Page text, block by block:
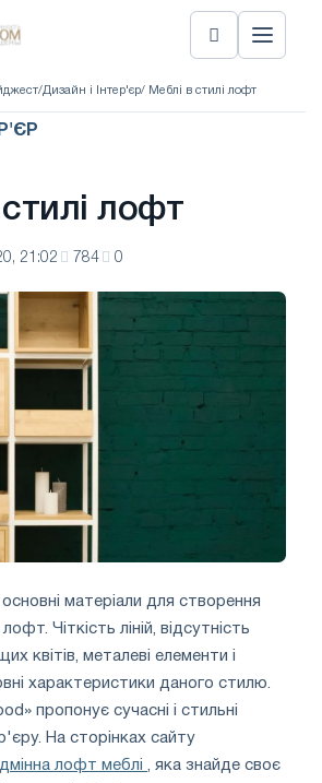
/Дизайн і Інтер'єр/ Меблі в стилі лофт
лофт
21:02 784 0
матеріали для створення
Чіткість ліній, відсутність
квітів, металеві елементи і
характеристики даного стилю.
пропонує сучасні і стильні
На сторінках сайту
лофт меблі
, яка знайде своє